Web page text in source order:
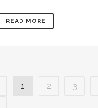
READ MORE
1 2 3